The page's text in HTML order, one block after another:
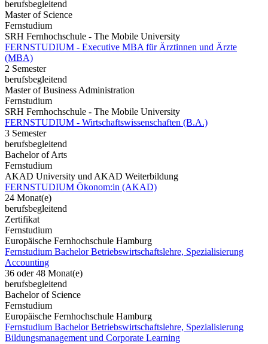
berufsbegleitend
Master of Science
Fernstudium
SRH Fernhochschule - The Mobile University
FERNSTUDIUM - Executive MBA für Ärztinnen und Ärzte
(MBA)
2 Semester
berufsbegleitend
Master of Business Administration
Fernstudium
SRH Fernhochschule - The Mobile University
FERNSTUDIUM - Wirtschaftswissenschaften (B.A.)
3 Semester
berufsbegleitend
Bachelor of Arts
Fernstudium
AKAD University und AKAD Weiterbildung
FERNSTUDIUM Ökonom:in (AKAD)
24 Monat(e)
berufsbegleitend
Zertifikat
Fernstudium
Europäische Fernhochschule Hamburg
Fernstudium Bachelor Betriebswirtschaftslehre, Spezialisierung
Accounting
36 oder 48 Monat(e)
berufsbegleitend
Bachelor of Science
Fernstudium
Europäische Fernhochschule Hamburg
Fernstudium Bachelor Betriebswirtschaftslehre, Spezialisierung
Bildungsmanagement und Corporate Learning